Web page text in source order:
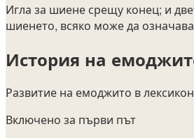
Игла за шиене срещу конец; и
шиенето, всяко може да
История на
Развитие на емоджито в
Включено за първи път